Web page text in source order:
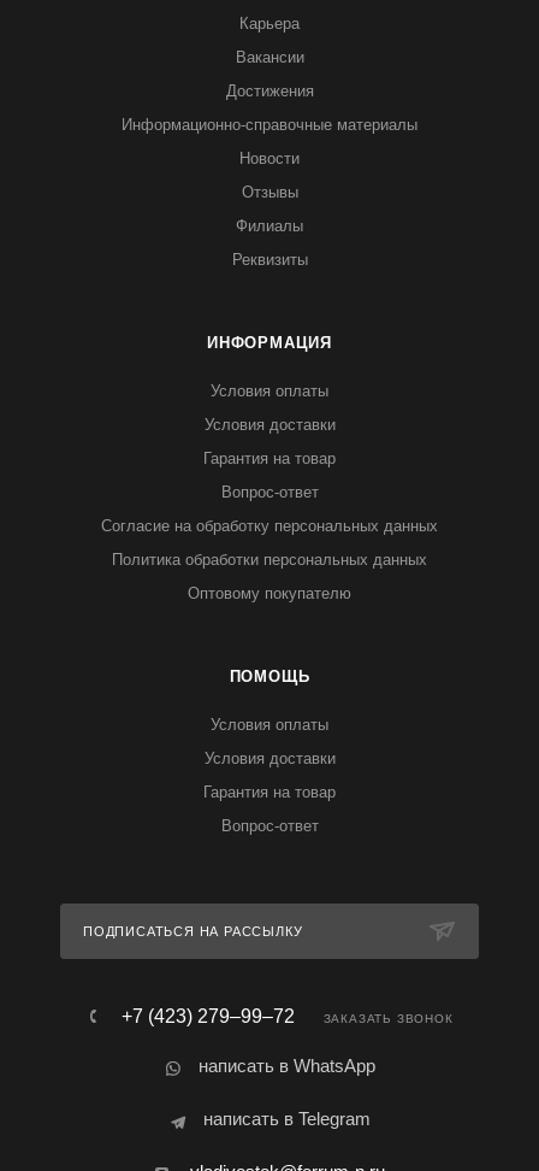
Карьера
Вакансии
Достижения
Информационно-справочные материалы
Новости
Отзывы
Филиалы
Реквизиты
ИНФОРМАЦИЯ
Условия оплаты
Условия доставки
Гарантия на товар
Вопрос-ответ
Согласие на обработку персональных данных
Политика обработки персональных данных
Оптовому покупателю
ПОМОЩЬ
Условия оплаты
Условия доставки
Гарантия на товар
Вопрос-ответ
ПОДПИСАТЬСЯ НА РАССЫЛКУ
+7 (423) 279‒99‒72 ЗАКАЗАТЬ ЗВОНОК
написать в WhatsApp
написать в Telegram